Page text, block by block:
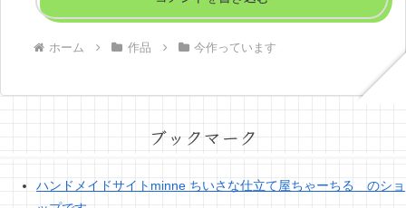
ホーム 作品 今作っています
ブックマーク
ハンドメイドサイトminne ちいさな仕立て屋ちゃーちる のショ